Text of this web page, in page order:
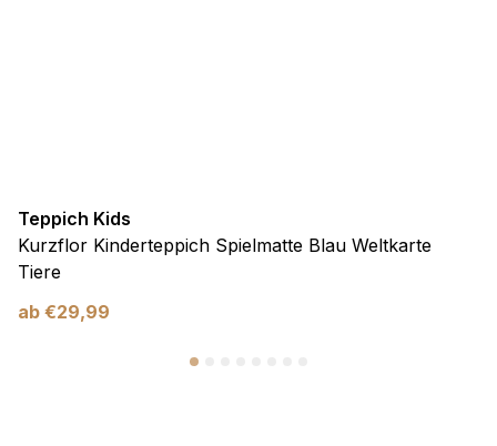
Teppich Kids
Kurzflor Kinderteppich Spielmatte Blau Weltkarte
Tiere
ab €29,99